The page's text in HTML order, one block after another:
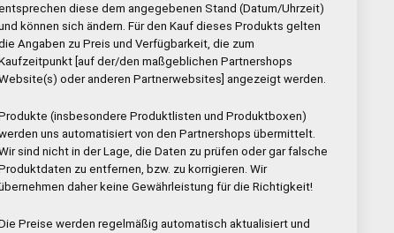
diese dem angegebenen Stand (Datum/Uhrzeit)
können sich ändern. Für den Kauf dieses Produkts gelten
Angaben zu Preis und Verfügbarkeit, die zum
[auf der/den maßgeblichen Partnershops
oder anderen Partnerwebsites] angezeigt werden.
(insbesondere Produktlisten und Produktboxen)
uns automatisiert von den Partnershops übermittelt.
sind nicht in der Lage, die Daten zu prüfen oder gar falsche
zu entfernen, bzw. zu korrigieren. Wir
daher keine Gewährleistung für die Richtigkeit!
Preise werden regelmäßig automatisch aktualisiert und